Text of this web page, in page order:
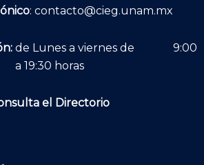
: contacto@cieg.unam.mx
de Lunes a viernes de 9:00
a 19:30 horas
el Directorio